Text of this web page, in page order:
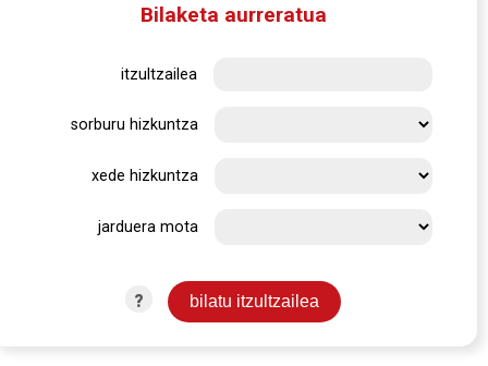
Bilaketa aurreratua
itzultzailea
sorburu hizkuntza
xede hizkuntza
jarduera mota
?